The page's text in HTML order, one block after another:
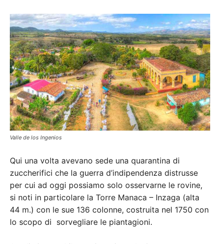
Valle de los Ingenios
Qui una volta avevano sede una quarantina di
zuccherifici che la guerra d’indipendenza distrusse
per cui ad oggi possiamo solo osservarne le rovine,
si noti in particolare la Torre Manaca – Inzaga (alta
44 m.) con le sue 136 colonne, costruita nel 1750 con
lo scopo di sorvegliare le piantagioni.